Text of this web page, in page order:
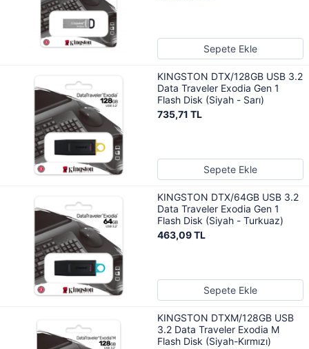
Sepete Ekle
KINGSTON DTX/128GB USB 3.2
Data Traveler Exodia Gen 1
Flash Disk (Siyah - Sarı)
735,71 TL
Sepete Ekle
KINGSTON DTX/64GB USB 3.2
Data Traveler Exodia Gen 1
Flash Disk (Siyah - Turkuaz)
463,09 TL
Sepete Ekle
KINGSTON DTXM/128GB USB
3.2 Data Traveler Exodia M
Flash Disk (Siyah-Kırmızı)